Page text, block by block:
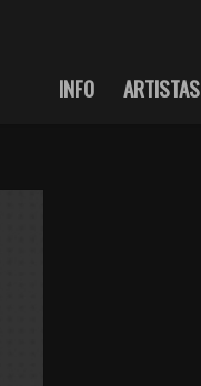
INFO ARTISTAS